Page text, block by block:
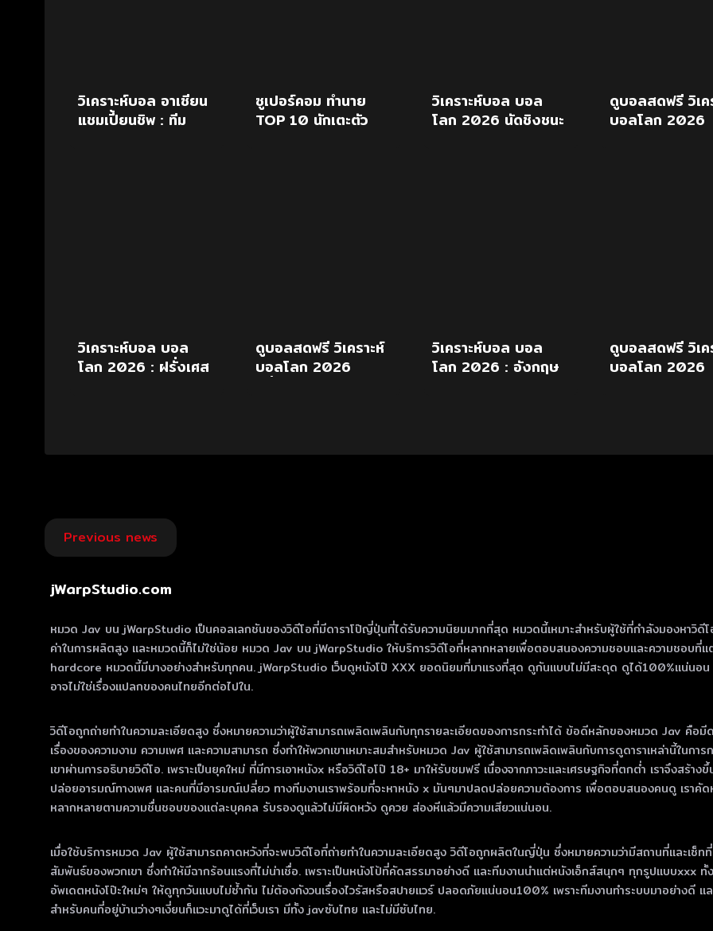
วิเคราะห์บอล อาเซียน
แชมเปี้ยนชิพ : ทีม
ซูเปอร์คอม ทำนาย
TOP 10 นักเตะตัว
วิเคราะห์บอล บอล
โลก 2026 นัดชิงชนะ
ดูบอลสดฟรี วิเค
บอลโลก 2026
วิเคราะห์บอล บอล
โลก 2026 : ฝรั่งเศส
ดูบอลสดฟรี วิเคราะห์
บอลโลก 2026
วิเคราะห์บอล บอล
โลก 2026 : อังกฤษ
ดูบอลสดฟรี วิเค
บอลโลก 2026
Post
navigation
Previous news
jWarpStudio.com
หมวด Jav บน jWarpStudio เป็นคอลเลกชันของวิดีโอที่มีดาราโป๊ญี่ปุ่นที่ได้รับความนิยมมากที่สุด หมวดนี้เหมาะสําหรับผู้ใช้ที่กําลังมองหา
ค่าในการผลิตสูง และหมวดนี้ก็ไม่ใช่น้อย หมวด Jav บน jWarpStudio ให้บริการวิดีโอที่หลากหลายเพื่อตอบสนองความชอบและความชอ
hardcore หมวดนี้มีบางอย่างสําหรับทุกคน. jWarpStudio เว็บดูหนังโป๊ XXX ยอดนิยมที่มาแรงที่สุด ดูกันแบบไม่มีสะดุด ดูได้100%แน่นอน
อาจไม่ใช่เรื่องแปลกของคนไทยอีกต่อไปใน.
วิดีโอถูกถ่ายทําในความละเอียดสูง ซึ่งหมายความว่าผู้ใช้สามารถเพลิดเพลินกับทุกรายละเอียดของการกระทําได้ ข้อดีหลักของหมวด Jav คือ
เรื่องของความงาม ความเพศ และความสามารถ ซึ่งทําให้พวกเขาเหมาะสมสําหรับหมวด Jav ผู้ใช้สามารถเพลิดเพลินกับการดูดาราเหล่านี้ในกา
เขาผ่านการอธิบายวิดีโอ. เพราะเป็นยุคใหม่ ที่มีการเอาหนังx หรือวิดีโอโป๊ 18+ มาให้รับชมฟรี เนื่องจากภาวะและเศรษฐกิจที่ตกต่ำ เราจึงสร้า
ปล่อยอารมณ์ทางเพศ และคนที่มีอารมณ์เปลี่ยว ทางทีมงานเราพร้อมที่จะหาหนัง x มันๆมาปลดปล่อยความต้องการ เพื่อตอบสนองคนดู เรา
หลากหลายตามความชื่นชอบของแต่ละบุคคล รับรองดูแล้วไม่มีผิดหวัง ดูควย ส่องหีแล้วมีความเสียวแน่นอน.
เมื่อใช้บริการหมวด Jav ผู้ใช้สามารถคาดหวังที่จะพบวิดีโอที่ถ่ายทําในความละเอียดสูง วิดีโอถูกผลิตในญี่ปุ่น ซึ่งหมายความว่ามีสถานที่และเซ็
สัมพันธ์ของพวกเขา ซึ่งทําให้มีฉากร้อนแรงที่ไม่น่าเชื่อ. เพราะเป็นหนังโป้ที่คัดสรรมาอย่างดี และทีมงานนำแต่หนังเอ็กส์สนุกๆ ทุกรูปแบบxxx
อัพเดตหนังโป๊ะใหม่ๆ ให้ดูทุกวันแบบไม่ซ้ำกัน ไม่ต้องกังวนเรื่องไวรัสหรือสปายแวร์ ปลอดภัยแน่นอน100% เพราะทีมงานทำระบบมาอย่างดี
สำหรับคนที่อยู่บ้านว่างๆเงี่ยนก็แวะมาดูได้ที่เว็บเรา มีทั้ง javซับไทย และไม่มีซับไทย.